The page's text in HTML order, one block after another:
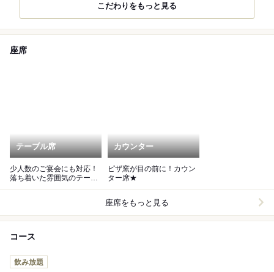
こだわりをもっと見る
座席
テーブル席
少人数のご宴会にも対応！
落ち着いた雰囲気のテーブ
カウンター
ピザ窯が目の前に！カウン
ター席★
座席をもっと見る
コース
飲み放題